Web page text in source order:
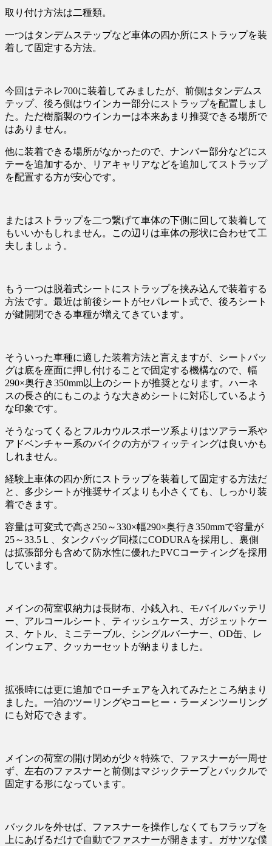
取り付け方法は二種類。
一つはタンデムステップなど車体の四か所にストラップを装
着して固定する方法。
今回はテネレ700に装着してみましたが、前側はタンデムス
テップ、後ろ側はウインカー部分にストラップを配置しまし
た。ただ樹脂製のウインカーは本来あまり推奨できる場所で
はありません。
他に装着できる場所がなかったので、ナンバー部分などにス
テーを追加するか、リアキャリアなどを追加してストラップ
を配置する方が安心です。
またはストラップを二つ繋げて車体の下側に回して装着して
もいいかもしれません。この辺りは車体の形状に合わせて工
夫しましょう。
もう一つは脱着式シートにストラップを挟み込んで装着する
方法です。最近は前後シートがセパレート式で、後ろシート
が鍵開閉できる車種が増えてきています。
そういった車種に適した装着方法と言えますが、シートバッ
グは底を座面に押し付けることで固定する機構なので、幅
290×奥行き350mm以上のシートが推奨となります。ハーネ
スの長さ的にもこのような大きめシートに対応しているよう
な印象です。
そうなってくるとフルカウルスポーツ系よりはツアラー系や
アドベンチャー系のバイクの方がフィッティングは良いかも
しれません。
経験上車体の四か所にストラップを装着して固定する方法だ
と、多少シートが推奨サイズよりも小さくても、しっかり装
着できます。
容量は可変式で高さ250～330×幅290×奥行き350mmで容量が
25～33.5Ｌ、タンクバッグ同様にCODURAを採用し、裏側
は拡張部分も含めて防水性に優れたPVCコーティングを採用
しています。
メインの荷室収納力は長財布、小銭入れ、モバイルバッテリ
ー、アルコールシート、ティッシュケース、ガジェットケー
ス、ケトル、ミニテーブル、シングルバーナー、OD缶、レ
インウェア、クッカーセットが納まりました。
拡張時には更に追加でローチェアを入れてみたところ納まり
ました。一泊のツーリングやコーヒー・ラーメンツーリング
にも対応できます。
メインの荷室の開け閉めが少々特殊で、ファスナーが一周せ
ず、左右のファスナーと前側はマジックテープとバックルで
固定する形になっています。
バックルを外せば、ファスナーを操作しなくてもフラップを
上にあげるだけで自動でファスナーが開きます。ガサツな僕